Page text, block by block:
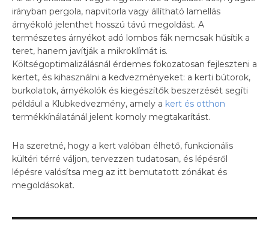
irányban pergola, napvitorla vagy állítható lamellás
árnyékoló jelenthet hosszú távú megoldást. A
természetes árnyékot adó lombos fák nemcsak hűsítik a
teret, hanem javítják a mikroklímát is.
Költségoptimalizálásnál érdemes fokozatosan fejleszteni a
kertet, és kihasználni a kedvezményeket: a kerti bútorok,
burkolatok, árnyékolók és kiegészítők beszerzését segíti
például a Klubkedvezmény, amely a kert és otthon
termékkínálatánál jelent komoly megtakarítást.
Ha szeretné, hogy a kert valóban élhető, funkcionális
kültéri térré váljon, tervezzen tudatosan, és lépésről
lépésre valósítsa meg az itt bemutatott zónákat és
megoldásokat.